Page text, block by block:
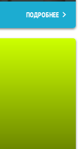
ПОДРОБНЕЕ